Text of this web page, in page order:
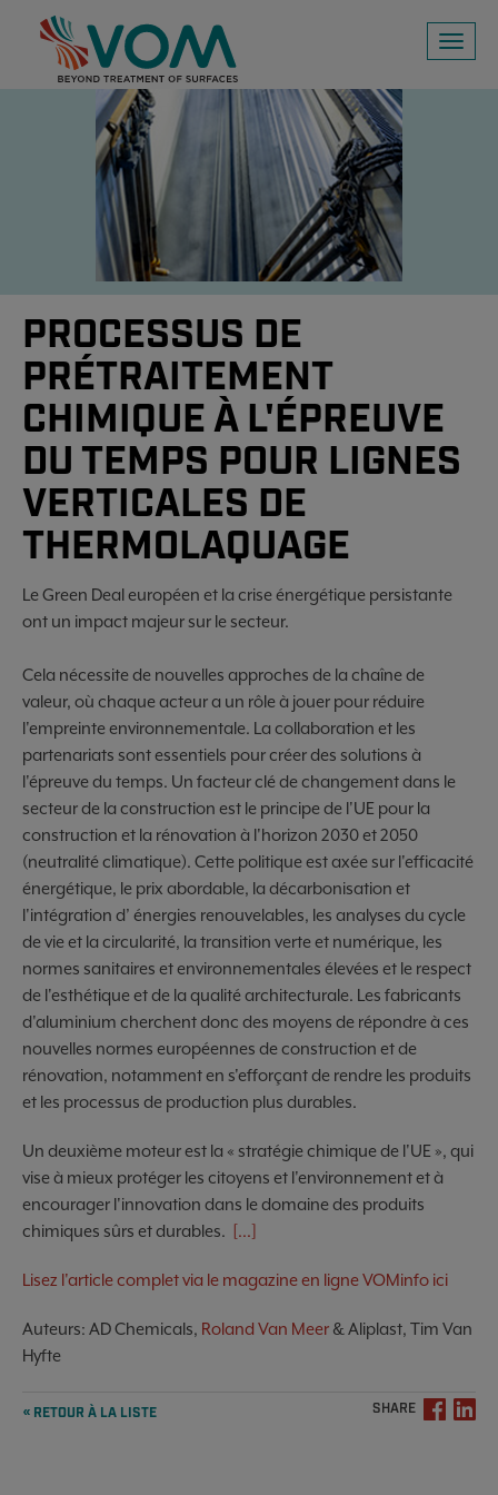
Toggle
PROCESSUS DE
PRÉTRAITEMENT
CHIMIQUE À L'ÉPREUVE
DU TEMPS POUR LIGNES
VERTICALES DE
THERMOLAQUAGE
Le Green Deal européen et la crise énergétique persistante
ont un impact majeur sur le secteur.
Cela nécessite de nouvelles approches de la chaîne de
valeur, où chaque acteur a un rôle à jouer pour réduire
l'empreinte environnementale. La collaboration et les
partenariats sont essentiels pour créer des solutions à
l'épreuve du temps. Un facteur clé de changement dans le
secteur de la construction est le principe de l'UE pour la
construction et la rénovation à l'horizon 2030 et 2050
(neutralité climatique). Cette politique est axée sur l'efficacité
énergétique, le prix abordable, la décarbonisation et
l'intégration d’ énergies renouvelables, les analyses du cycle
de vie et la circularité, la transition verte et numérique, les
normes sanitaires et environnementales élevées et le respect
de l'esthétique et de la qualité architecturale. Les fabricants
d'aluminium cherchent donc des moyens de répondre à ces
nouvelles normes européennes de construction et de
rénovation, notamment en s'efforçant de rendre les produits
et les processus de production plus durables.
Un deuxième moteur est la « stratégie chimique de l'UE », qui
vise à mieux protéger les citoyens et l'environnement et à
encourager l'innovation dans le domaine des produits
chimiques sûrs et durables. [...]
Lisez l'article complet via le magazine en ligne VOMinfo ici
Auteurs: AD Chemicals, Roland Van Meer & Aliplast, Tim Van
Hyfte
« RETOUR À LA LISTE SHARE